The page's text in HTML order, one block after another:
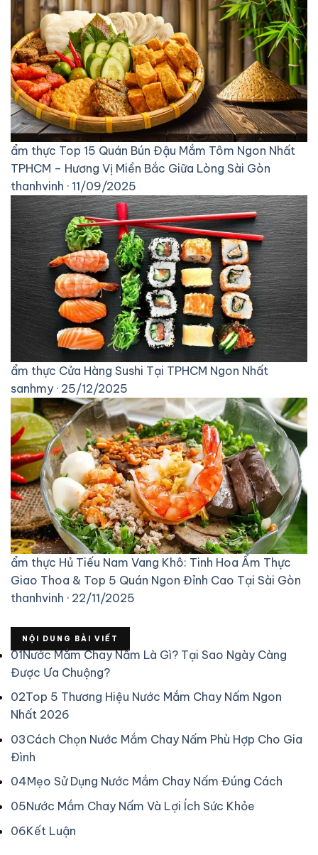
ẩm thực Top 15 Quán Bún Đậu Mắm Tôm Ngon Nhất
TPHCM – Hương Vị Miền Bắc Giữa Lòng Sài Gòn
thanhvinh · 11/09/2025
ẩm thực Cửa Hàng Sushi Tại TPHCM Ngon Nhất
sanhmy · 25/12/2025
ẩm thực Hủ Tiếu Nam Vang Khô: Tinh Hoa Ẩm Thực
Giao Thoa & Top 5 Quán Ngon Đỉnh Cao Tại Sài Gòn
thanhvinh · 22/11/2025
NỘI DUNG BÀI VIẾT
01Nước Mắm Chay Nấm Là Gì? Tại Sao Ngày Càng
Được Ưa Chuộng?
02Top 5 Thương Hiệu Nước Mắm Chay Nấm Ngon
Nhất 2026
03Cách Chọn Nước Mắm Chay Nấm Phù Hợp Cho Gia
Đình
04Mẹo Sử Dụng Nước Mắm Chay Nấm Đúng Cách
05Nước Mắm Chay Nấm Và Lợi Ích Sức Khỏe
06Kết Luận